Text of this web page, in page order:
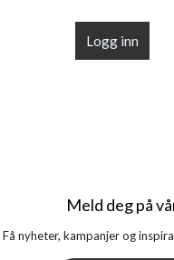
Logg inn
Meld deg på
Få nyheter, kampanjer og